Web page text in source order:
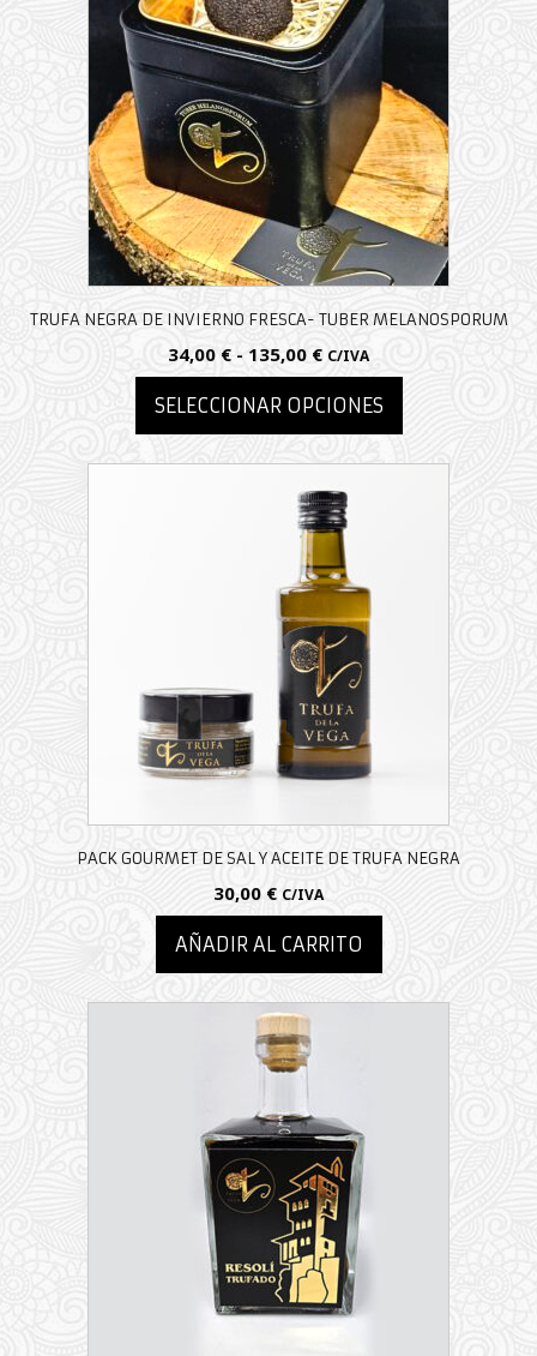
TRUFA NEGRA DE INVIERNO FRESCA- TUBER MELANOSPORUM
34,00 € - 135,00 €Rango
de
precios:
desde
34,00 €
135,00 €
C/IVA
SELECCIONAR OPCIONES
producto
tiene
múltiples
variantes.
opciones
se
pueden
elegir
en
la
página
de
PACK GOURMET DE SAL Y ACEITE DE TRUFA NEGRA
30,00 € C/IVA
AÑADIR AL CARRITO